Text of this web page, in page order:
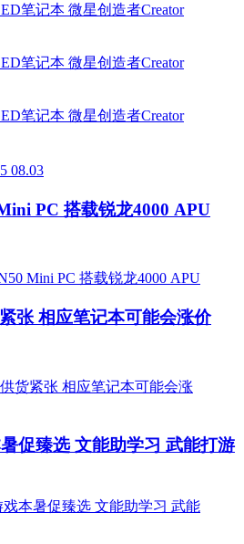
08.03
PC 搭载锐龙4000 APU
张 相应笔记本可能会涨价
促臻选 文能助学习 武能打游